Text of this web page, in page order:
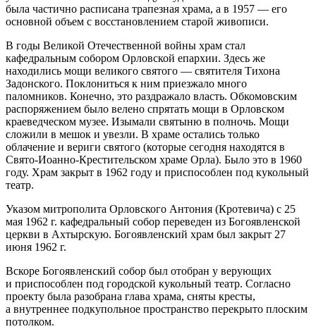
была частично расписана трапезная храма, а в 1957 — его
основной объем с восстановлением старой живописи.
В годы Великой Отечественной войны храм стал
кафедральным собором Орловской епархии. Здесь же
находились мощи великого святого — святителя Тихона
Задонского. Поклониться к ним приезжало много
паломников. Конечно, это раздражало власть. Обкомовским
распоряжением было велено спрятать мощи в Орловском
краеведческом музее. Изымали святыню в полночь. Мощи
сложили в мешок и увезли. В храме остались только
облачение и вериги святого (которые сегодня находятся в
Свято-Иоанно-Крестительском храме Орла). Было это в 1960
году. Храм закрыт в 1962 году и приспособлен под кукольный
театр.
Указом митрополита Орловского Антония (Кротевича) с 25
мая 1962 г. кафедральный собор переведен из Богоявленской
церкви в Ахтырскую. Богоявленский храм был закрыт 27
июня 1962 г.
Вскоре Богоявленский собор был отобран у верующих
и приспособлен под городской кукольный театр. Согласно
проекту была разобрана глава храма, сняты кресты,
а внутреннее подкупольное пространство перекрыто плоским
потолком.